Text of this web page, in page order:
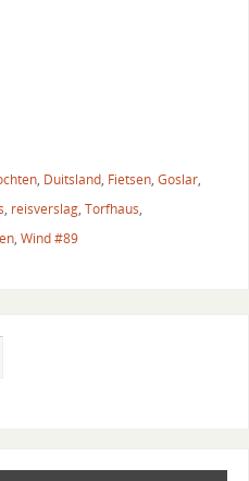
, Duitsland, Fietsen, Goslar,
, reisverslag, Torfhaus,
, Wind #89